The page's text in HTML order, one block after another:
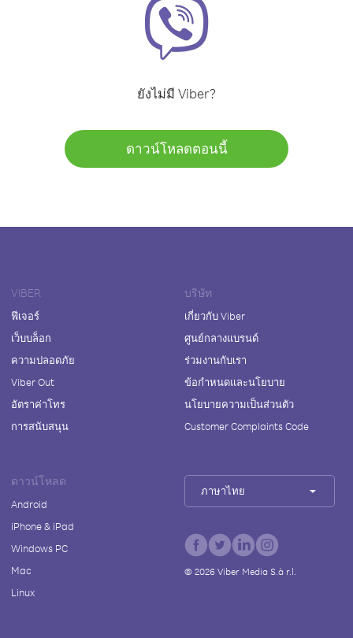
ยังไม่มี Viber?
ดาวน์โหลดตอนนี้
VIBER
ฟีเจอร์
เว็บบล็อก
ความปลอดภัย
Viber Out
อัตราค่าโทร
การสนับสนุน
บริษัท
เกี่ยวกับ Viber
ศูนย์กลางแบรนด์
ร่วมงานกับเรา
ข้อกำหนดและนโยบาย
นโยบายความเป็นส่วนตัว
Customer Complaints Code
ดาวน์โหลด
Android
iPhone & iPad
Windows PC
Mac
Linux
ภาษาไทย
© 2026Viber Media S.à r.l.